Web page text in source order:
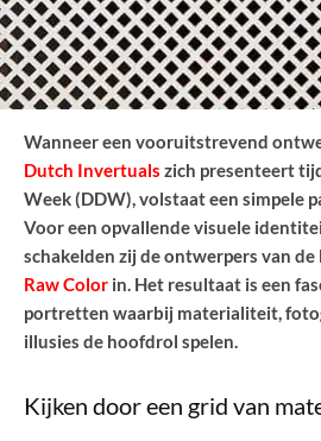
Wanneer een vooruitstrevend
Dutch Invertuals zich presenteert
Week (DDW), volstaat een simpele
Voor een opvallende visuele
schakelden zij de ontwerpers van
Raw Color in. Het resultaat is een
portretten waarbij materialiteit,
illusies de hoofdrol spelen.
Kijken door een grid van